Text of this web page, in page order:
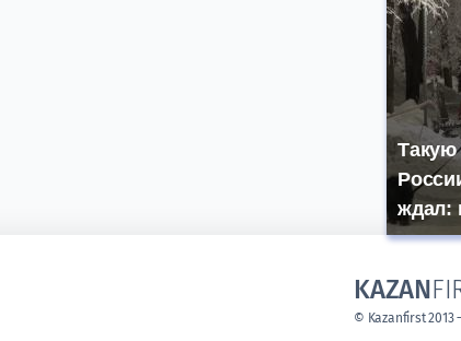
Такую
ждал:
KAZAN
© Kazanfirst 2013